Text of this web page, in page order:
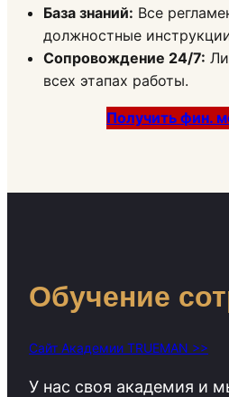
База знаний: Все
должностные
Сопровождение 24/7:
всех этапах работы.
Получить фин.
Обучение
Сайт Академии TRUEMAN >>
У нас своя академия и